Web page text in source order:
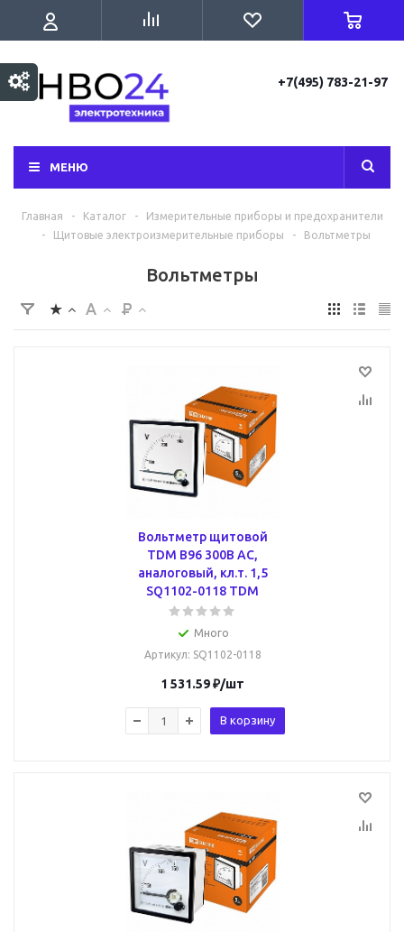
+7(495) 783-21-97
МЕНЮ
Главная - Каталог -
Измерительные приборы и предохранители
-
Щитовые электроизмерительные приборы - Вольтметры
Вольтметры
Вольтметр щитовой
TDM В96 300В AC,
аналоговый, кл.т. 1,5
SQ1102-0118 TDM
Много
Артикул: SQ1102-0118
1 531.59₽/шт
В корзину